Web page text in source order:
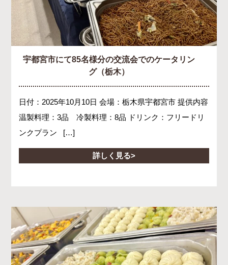
宇都宮市にて85名様分の交流会でのケータリン
グ（栃木）
日付：2025年10月10日 会場：栃木県宇都宮市 提供内容
温製料理：3品 冷製料理：8品 ドリンク：フリードリ
ンクプラン […]
詳しく見る